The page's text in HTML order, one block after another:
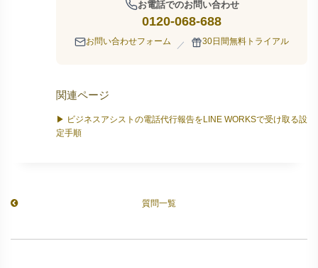
お電話でのお問い合わせ
0120-068-688
お問い合わせフォーム ／ 30日間無料トライアル
関連ページ
▶ ビジネスアシストの電話代行報告をLINE WORKSで受け取る設
定手順
質問一覧